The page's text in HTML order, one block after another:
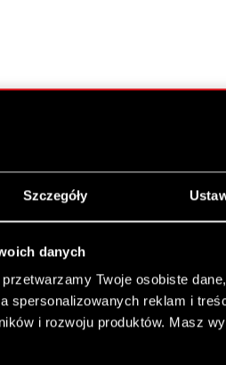
Szczegóły
danych
przetwarzamy Twoje osobiste
spersonalizowanych reklam i
i rozwoju produktów. Masz
produkcji i promocji
prawna: Art. 17 ust. 1 MAR –